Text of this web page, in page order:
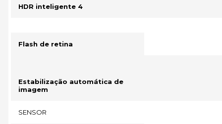
HDR inteligente 4
Flash de retina
Estabilização automática de
imagem
SENSOR